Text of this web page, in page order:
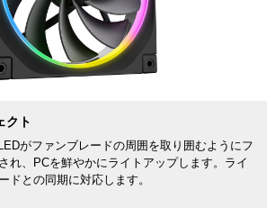
クト
がファンブレードの周囲を取り囲むようにフ
れ、PCを鮮やかにライトアップします。ライ
ドとの同期に対応します。